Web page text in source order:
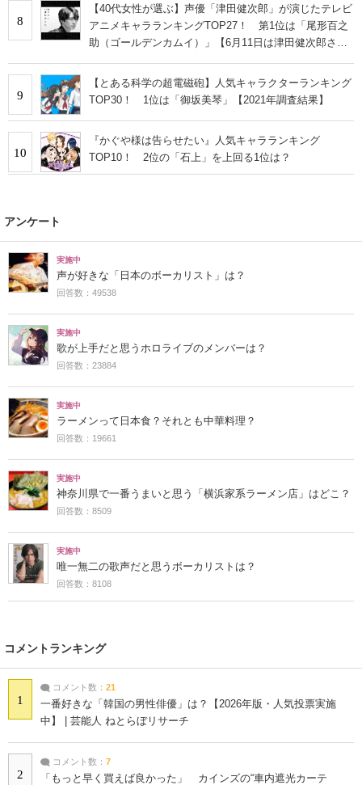
8
【40代女性が選ぶ】声優「津田健次郎」が演じたテレビ
アニメキャラランキングTOP27！ 第1位は「尾形百之
助（ゴールデンカムイ）」【6月11日は津田健次郎さん
9
【とある科学の超電磁砲】人気キャラクターランキング
TOP30！ 1位は「御坂美琴」【2021年調査結果】
10
『かぐや様は告らせたい』人気キャラランキング
TOP10！ 2位の「石上」を上回る1位は？
アンケート
実施中
声が好きな「日本のボーカリスト」は？
回答数：49538
実施中
歌が上手だと思うホロライブのメンバーは？
回答数：23884
実施中
ラーメンって日本食？それとも中華料理？
回答数：19661
実施中
神奈川県で一番うまいと思う「横浜家系ラーメン店」はどこ？
回答数：8509
実施中
唯一無二の歌声だと思うボーカリストは？
回答数：8108
コメントランキング
1
コメント数： 21
一番好きな「韓国の男性俳優」は？【2026年版・人気投票実施
中】 | 芸能人 ねとらぼリサーチ
2
コメント数： 7
「もっと早く買えば良かった」 カインズの“車内遮光カーテ